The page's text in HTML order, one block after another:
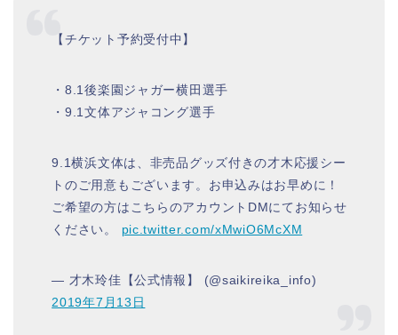
【チケット予約受付中】
・8.1後楽園ジャガー横田選手
・9.1文体アジャコング選手
9.1横浜文体は、非売品グッズ付きの才木応援シー
トのご用意もございます。お申込みはお早めに！
ご希望の方はこちらのアカウントDMにてお知らせ
ください。 pic.twitter.com/xMwiO6McXM
— 才木玲佳【公式情報】 (@saikireika_info)
2019年7月13日